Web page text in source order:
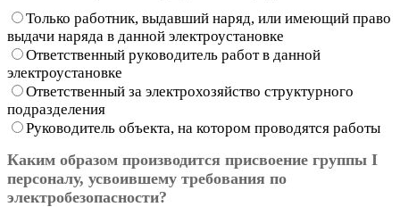
Только работник, выдавший наряд, или имеющий право
выдачи наряда в данной электроустановке
Ответственный руководитель работ в данной
электроустановке
Ответственный за электрохозяйство структурного
подразделения
Руководитель объекта, на котором проводятся работы
Каким образом производится присвоение группы I
персоналу, усвоившему требования по
электробезопасности?